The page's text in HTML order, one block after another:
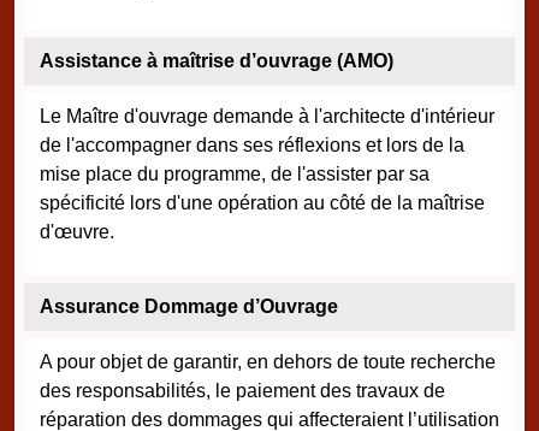
Assistance à maîtrise d’ouvrage (AMO)
Le Maître d'ouvrage demande à l'architecte d'intérieur
de l'accompagner dans ses réflexions et lors de la
mise place du programme, de l'assister par sa
spécificité lors d'une opération au côté de la maîtrise
d'œuvre.
Assurance Dommage d’Ouvrage
A pour objet de garantir, en dehors de toute recherche
des responsabilités, le paiement des travaux de
réparation des dommages qui affecteraient l’utilisation